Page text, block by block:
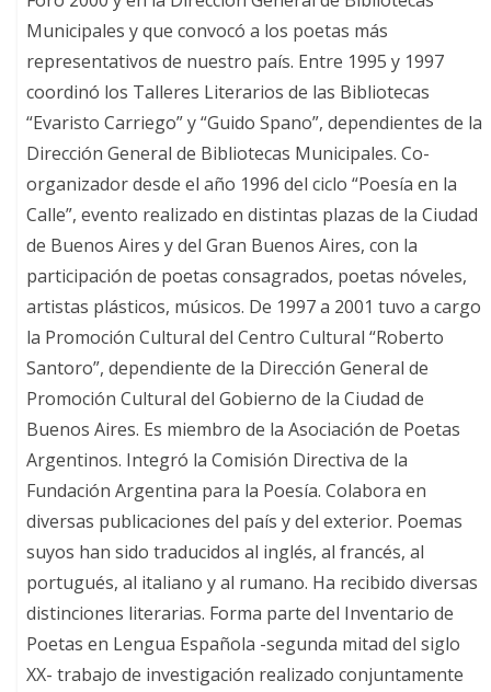
Municipales y que convocó a los poetas más
representativos de nuestro país. Entre 1995 y 1997
coordinó los Talleres Literarios de las Bibliotecas
“Evaristo Carriego” y “Guido Spano”, dependientes de la
Dirección General de Bibliotecas Municipales. Co-
organizador desde el año 1996 del ciclo “Poesía en la
Calle”, evento realizado en distintas plazas de la Ciudad
de Buenos Aires y del Gran Buenos Aires, con la
participación de poetas consagrados, poetas nóveles,
artistas plásticos, músicos. De 1997 a 2001 tuvo a cargo
la Promoción Cultural del Centro Cultural “Roberto
Santoro”, dependiente de la Dirección General de
Promoción Cultural del Gobierno de la Ciudad de
Buenos Aires. Es miembro de la Asociación de Poetas
Argentinos. Integró la Comisión Directiva de la
Fundación Argentina para la Poesía. Colabora en
diversas publicaciones del país y del exterior. Poemas
suyos han sido traducidos al inglés, al francés, al
portugués, al italiano y al rumano. Ha recibido diversas
distinciones literarias. Forma parte del Inventario de
Poetas en Lengua Española -segunda mitad del siglo
XX- trabajo de investigación realizado conjuntamente